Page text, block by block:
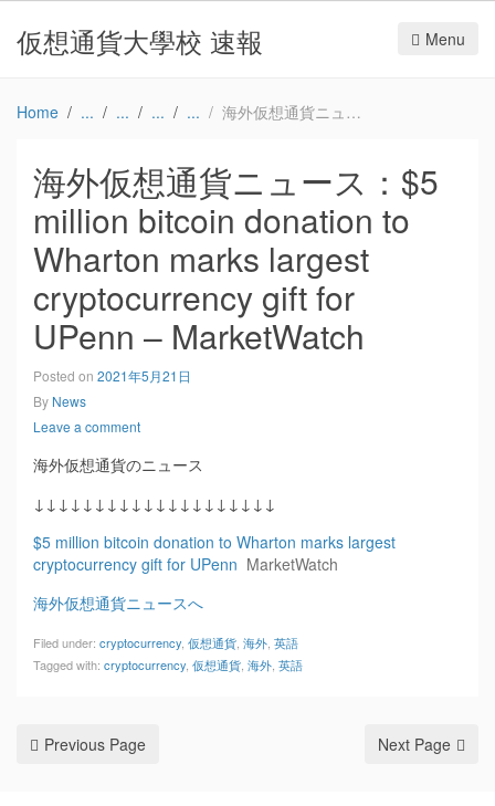
仮想通貨大學校 速報 Menu
Home 海外仮想通貨ニュース：$5 million bitcoin donation to Wharton marks largest cryptocurrency gift for UPenn – MarketWatch
海外仮想通貨ニュース：$5
million bitcoin donation to
Wharton marks largest
cryptocurrency gift for
UPenn – MarketWatch
Posted on 2021年5月21日
By News
Leave a comment
海外仮想通貨のニュース
↓↓↓↓↓↓↓↓↓↓↓↓↓↓↓↓↓↓↓↓
$5 million bitcoin donation to Wharton marks largest
cryptocurrency gift for UPenn MarketWatch
海外仮想通貨ニュースへ
Filed under: cryptocurrency 仮想通貨 海外 英語
Tagged with: cryptocurrency 仮想通貨 海外 英語
Previous Page Next Page